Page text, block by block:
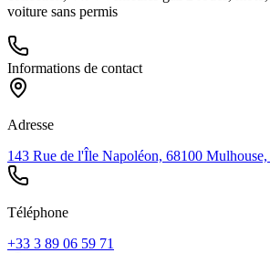
voiture sans permis
Informations de contact
Adresse
143 Rue de l'Île Napoléon, 68100 Mulhouse,
Téléphone
+33 3 89 06 59 71